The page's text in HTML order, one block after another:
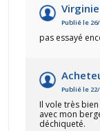
Publié le
pas essayé
Publié le
Il vole très
avec mon
déchiqueté.